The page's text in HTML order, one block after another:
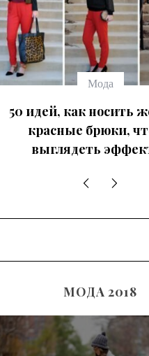
Мода
50 идей, как носить
красные брюки,
выглядеть
МОДА 2018